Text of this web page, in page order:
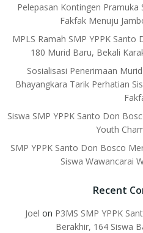
Pelepasan Kontingen
Fakfak Menuju
MPLS Ramah SMP YPPK
180 Murid Baru, Bekali
Sosialisasi Penerimaan
Bhayangkara Tarik Perhatian
Siswa SMP YPPK Santo Don
Youth
SMP YPPK Santo Don Bosco
Siswa Wawancarai
Recent
Joel on P3MS SMP YPPK
Berakhir, 164 Siswa